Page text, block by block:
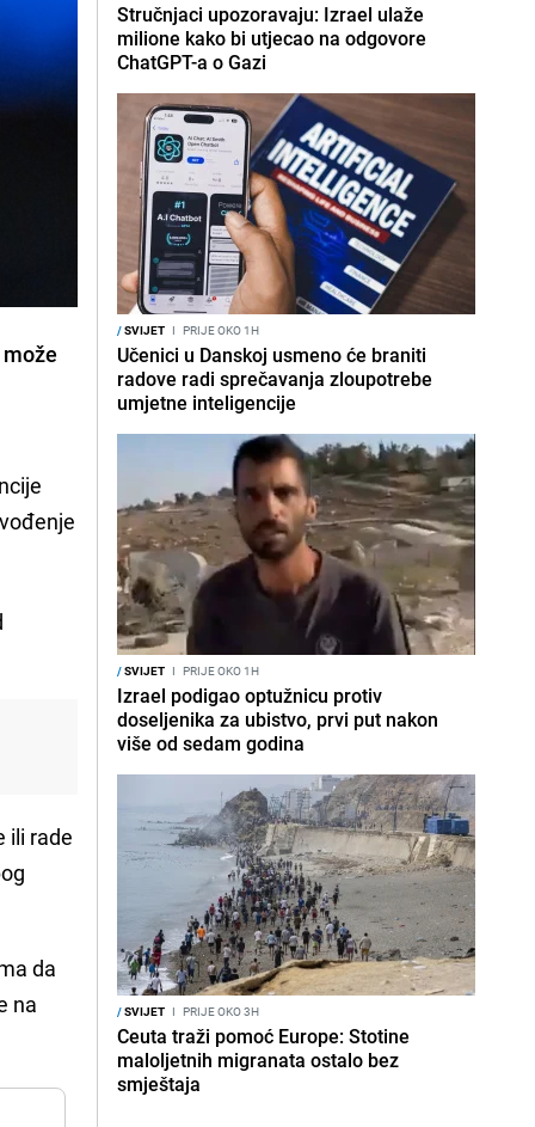
ili rade
da
na
Stručnjaci upozoravaju: Izrael ulaže
milione kako bi utjecao na odgovore
ChatGPT-a o Gazi
/SVIJET I PRIJE OKO 1H
Učenici u Danskoj usmeno će braniti
radove radi sprečavanja zloupotrebe
umjetne inteligencije
/SVIJET I PRIJE OKO 1H
Izrael podigao optužnicu protiv
doseljenika za ubistvo, prvi put nakon
više od sedam godina
/SVIJET I PRIJE OKO 3H
Ceuta traži pomoć Europe: Stotine
maloljetnih migranata ostalo bez
smještaja